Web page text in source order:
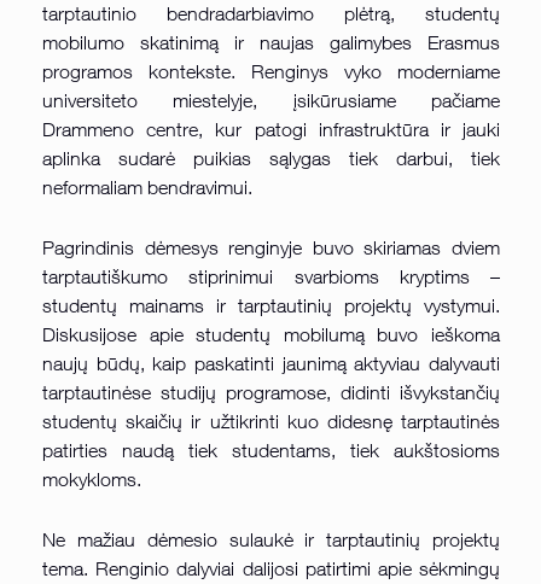
tarptautinio bendradarbiavimo plėtrą, studentų
mobilumo skatinimą ir naujas galimybes Erasmus
programos kontekste. Renginys vyko moderniame
universiteto miestelyje, įsikūrusiame pačiame
Drammeno centre, kur patogi infrastruktūra ir jauki
aplinka sudarė puikias sąlygas tiek darbui, tiek
neformaliam bendravimui.
Pagrindinis dėmesys renginyje buvo skiriamas dviem
tarptautiškumo stiprinimui svarbioms kryptims –
studentų mainams ir tarptautinių projektų vystymui.
Diskusijose apie studentų mobilumą buvo ieškoma
naujų būdų, kaip paskatinti jaunimą aktyviau dalyvauti
tarptautinėse studijų programose, didinti išvykstančių
studentų skaičių ir užtikrinti kuo didesnę tarptautinės
patirties naudą tiek studentams, tiek aukštosioms
mokykloms.
Ne mažiau dėmesio sulaukė ir tarptautinių projektų
tema. Renginio dalyviai dalijosi patirtimi apie sėkmingų